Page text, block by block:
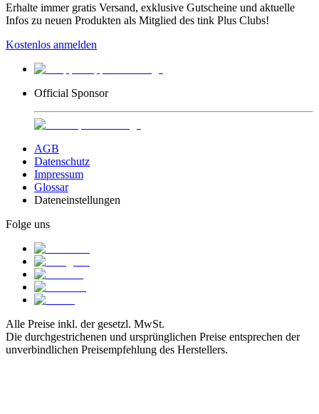
Erhalte immer gratis Versand, exklusive Gutscheine und aktuelle
Infos zu neuen Produkten als Mitglied des tink Plus Clubs!
Kostenlos anmelden
Official Sponsor
AGB
Datenschutz
Impressum
Glossar
Dateneinstellungen
Folge uns
Alle Preise inkl. der gesetzl. MwSt.
Die durchgestrichenen und ursprünglichen Preise entsprechen der
unverbindlichen Preisempfehlung des Herstellers.